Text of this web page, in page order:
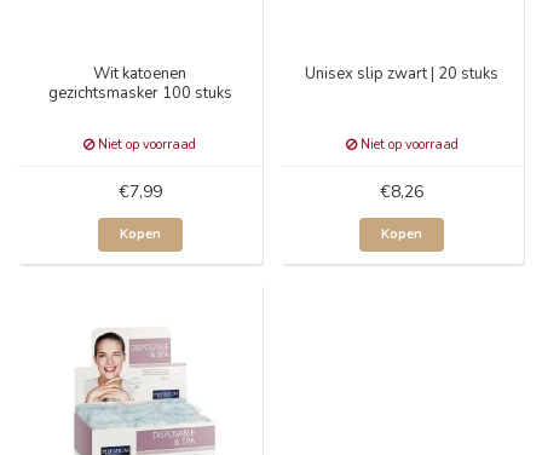
Wit katoenen
gezichtsmasker 100 stuks
Niet op voorraad
€7,99
Kopen
Unisex slip zwart | 20 stuks
Niet op voorraad
€8,26
Kopen